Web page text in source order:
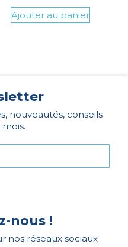
Ajouter au panier
nouveautés, conseils
nous !
nos réseaux sociaux